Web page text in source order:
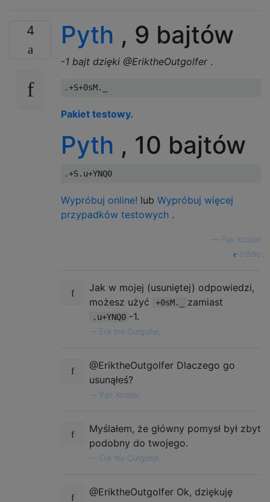
4 Pyth , 9 bajtów
-1 bajt dzięki @EriktheOutgolfer .
Pakiet testowy.
Pyth , 10 bajtów
Wypróbuj online! lub Wypróbuj więcej
przypadków testowych .
Pan Xcoder
źródło
Jak w mojej (usuniętej) odpowiedzi,
możesz użyć
+0sM._ zamiast
.u+YNQ0 -1.
Erik the Outgolfer,
@EriktheOutgolfer Dlaczego go
usunąłeś?
Pan Xcoder,
Myślałem, że główny pomysł był zbyt
podobny do twojego.
Erik the Outgolfer,
@EriktheOutgolfer Ok, dziękuję